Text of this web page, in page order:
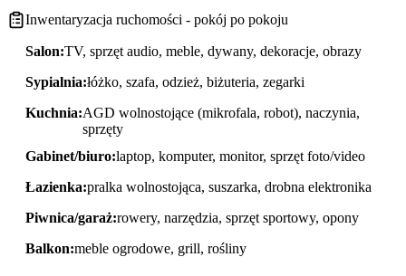
Inwentaryzacja ruchomości - pokój po pokoju
Salon:TV, sprzęt audio, meble, dywany, dekoracje, obrazy
Sypialnia:łóżko, szafa, odzież, biżuteria, zegarki
Kuchnia:AGD wolnostojące (mikrofala, robot), naczynia,
sprzęty
Gabinet/biuro:laptop, komputer, monitor, sprzęt foto/video
Łazienka:pralka wolnostojąca, suszarka, drobna elektronika
Piwnica/garaż:rowery, narzędzia, sprzęt sportowy, opony
Balkon:meble ogrodowe, grill, rośliny